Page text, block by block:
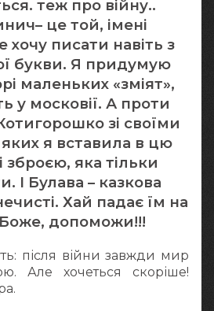
теж про війну..
це той, імені
хочу писати навіть з
букви. Я придумую
маленьких «зміят»,
у московії. А проти
зі своїми
я вставила в цю
зброєю, яка тільки
І Булава – казкова
Хай падає їм на
допоможи!!!
після війни завжди мир
Але хочеться скоріше!